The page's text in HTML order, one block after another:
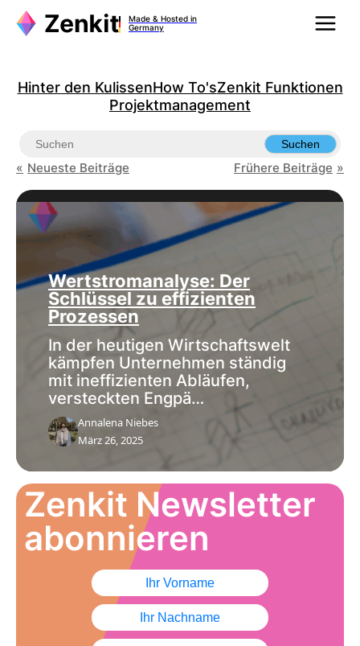
Inhalt
Made & Hosted in
Germany
Hinter den KulissenHow To'sZenkit Funktionen
Projektmanagement
Suchen
Neueste Beiträge Frühere Beiträge
Wertstromanalyse: Der
Schlüssel zu effizienten
Prozessen
In der heutigen Wirtschaftswelt
kämpfen Unternehmen ständig
mit ineffizienten Abläufen,
versteckten Engpä…
Annalena Niebes
März 26, 2025
Zenkit Newsletter
abonnieren